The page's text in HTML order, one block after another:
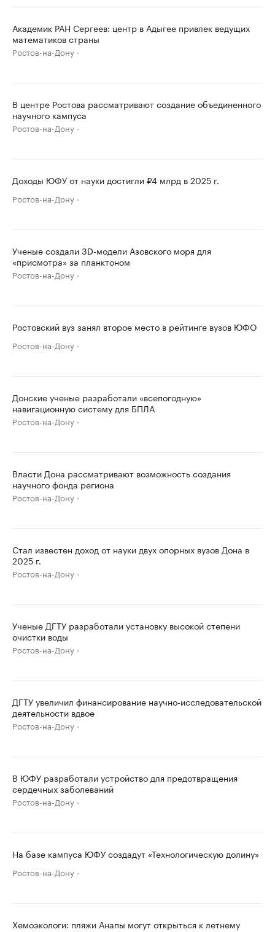
Академик РАН Сергеев: центр в Адыгее привлек ведущих
математиков страны
Ростов-на-Дону
В центре Ростова рассматривают создание объединенного
научного кампуса
Ростов-на-Дону
Доходы ЮФУ от науки достигли ₽4 млрд в 2025 г.
Ростов-на-Дону
Ученые создали 3D-модели Азовского моря для
«присмотра» за планктоном
Ростов-на-Дону
Ростовский вуз занял второе место в рейтинге вузов ЮФО
Ростов-на-Дону
Донские ученые разработали «всепогодную»
навигационную систему для БПЛА
Ростов-на-Дону
Власти Дона рассматривают возможность создания
научного фонда региона
Ростов-на-Дону
Стал известен доход от науки двух опорных вузов Дона в
2025 г.
Ростов-на-Дону
Ученые ДГТУ разработали установку высокой степени
очистки воды
Ростов-на-Дону
ДГТУ увеличил финансирование научно-исследовательской
деятельности вдвое
Ростов-на-Дону
В ЮФУ разработали устройство для предотвращения
сердечных заболеваний
Ростов-на-Дону
На базе кампуса ЮФУ создадут «Технологическую долину»
Ростов-на-Дону
Хемоэкологи: пляжи Анапы могут открыться к летнему